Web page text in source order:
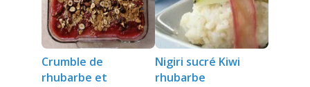
Crumble de
rhubarbe et
Nigiri sucré Kiwi
rhubarbe